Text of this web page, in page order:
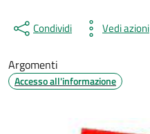
Condividi Vedi azioni
Argomenti
Accesso all'informazione